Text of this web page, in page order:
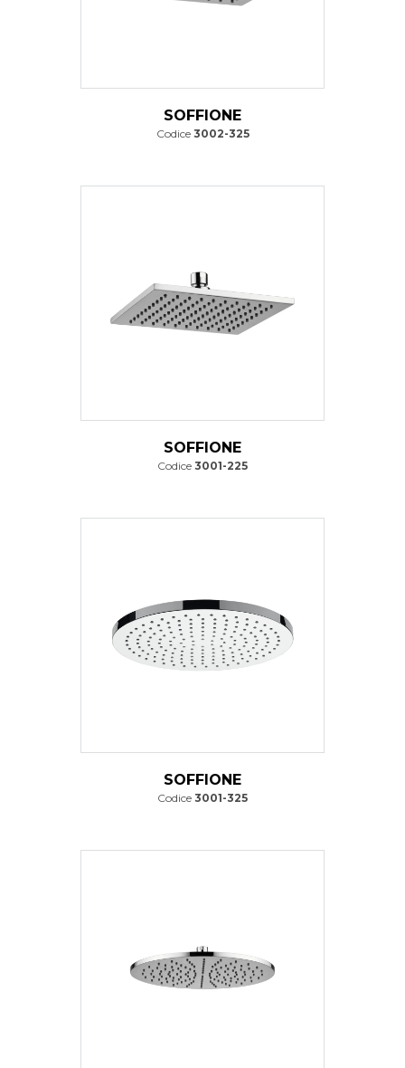
SOFFIONE
Codice 3002-325
SOFFIONE
Codice 3001-225
SOFFIONE
Codice 3001-325